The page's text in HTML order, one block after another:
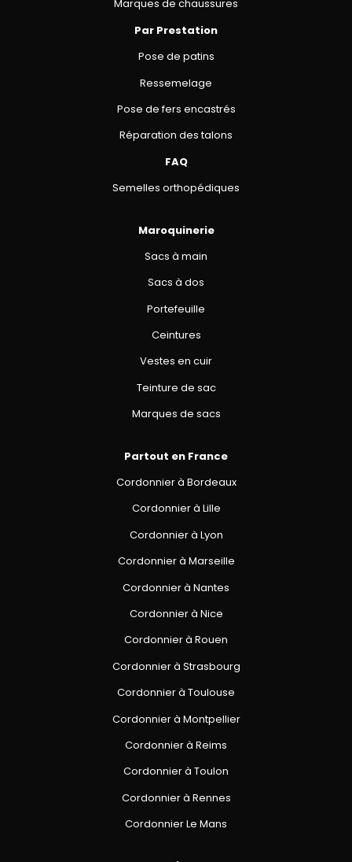
Marques de chaussures
Par Prestation
Pose de patins
Ressemelage
Pose de fers encastrés
Réparation des talons
FAQ
Semelles orthopédiques
Maroquinerie
Sacs à main
Sacs à dos
Portefeuille
Ceintures
Vestes en cuir
Teinture de sac
Marques de sacs
Partout en France
Cordonnier à Bordeaux
Cordonnier à Lille
Cordonnier à Lyon
Cordonnier à Marseille
Cordonnier à Nantes
Cordonnier à Nice
Cordonnier à Rouen
Cordonnier à Strasbourg
Cordonnier à Toulouse
Cordonnier à Montpellier
Cordonnier à Reims
Cordonnier à Toulon
Cordonnier à Rennes
Cordonnier Le Mans